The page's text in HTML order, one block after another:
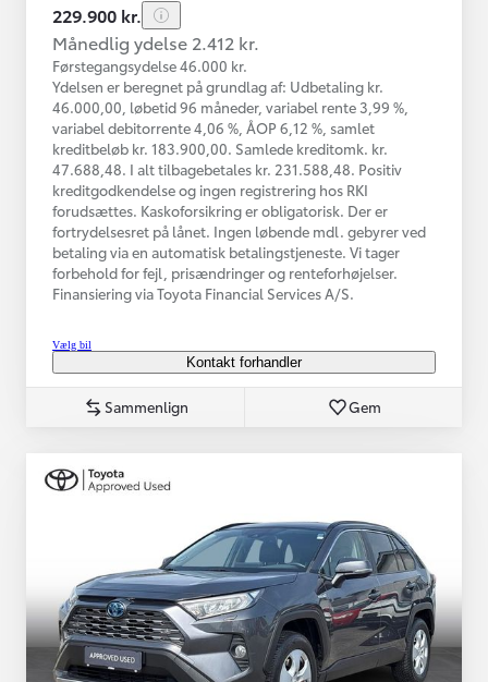
229.900 kr.
Månedlig ydelse 2.412 kr.
Førstegangsydelse 46.000 kr.
Ydelsen er beregnet på grundlag af: Udbetaling kr.
46.000,00, løbetid 96 måneder, variabel rente 3,99 %,
variabel debitorrente 4,06 %, ÅOP 6,12 %, samlet
kreditbeløb kr. 183.900,00. Samlede kreditomk. kr.
47.688,48. I alt tilbagebetales kr. 231.588,48. Positiv
kreditgodkendelse og ingen registrering hos RKI
forudsættes. Kaskoforsikring er obligatorisk. Der er
fortrydelsesret på lånet. Ingen løbende mdl. gebyrer ved
betaling via en automatisk betalingstjeneste. Vi tager
forbehold for fejl, prisændringer og renteforhøjelser.
Finansiering via Toyota Financial Services A/S.
Vælg bil
Kontakt forhandler
Sammenlign Gem